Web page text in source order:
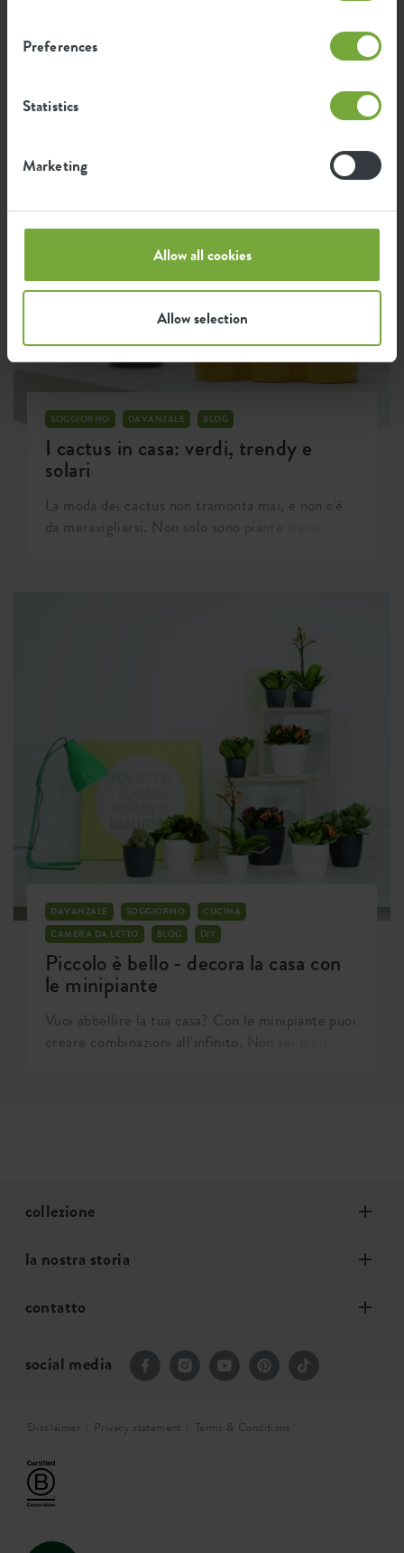
Preferences
Statistics
Marketing
Allow all cookies
Allow selection
davanti a casa vostra, sembrano non poter
resistere alla tentazione di dare una sbirciatina
guardare che non sia il vostro salotto o la camera
da letto? Quelli, infatti, dovreste poter essere in
davanzali delle finestre dando sfoggio delle vostre
trova all’interno. Divertitevi ad intrattenere i
vostri vicini e proteggere al contempo l’intimità
SOGGIORNO DAVANZALE BLOG
I cactus in casa: verdi, trendy e
solari
La moda dei cactus non tramonta mai, e non c'è
da meravigliarsi. Non solo sono piante trendy ma
DAVANZALE SOGGIORNO
CUCINA
CAMERA DA LETTO
BLOG DIY
Piccolo è bello - decora la casa con
le minipiante
Vuoi abbellire la tua casa? Con le minipiante puoi
creare combinazioni all'infinito. Non sei molto
collezione
la nostra storia
contatto
social media
Disclaimer Privacy statement Terms & Conditions